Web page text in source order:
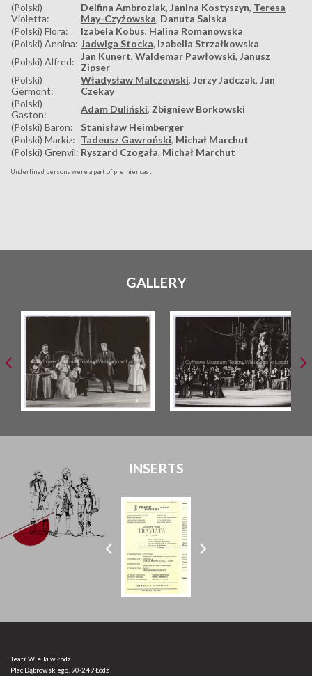
(Polski)
Violetta:
Delfina Ambroziak, Janina Kostyszyn, Teresa
May-Czyżowska, Danuta Salska
(Polski) Flora:
Izabela Kobus, Halina Romanowska
(Polski) Annina: Jadwiga Stocka, Izabella Strzałkowska
(Polski) Alfred: Jan Kunert, Waldemar Pawłowski, Janusz
Zipser
(Polski)
Germont:
Władysław Malczewski, Jerzy Jadczak, Jan
Czekay
(Polski)
Gaston:
Adam Duliński, Zbigniew Borkowski
(Polski) Baron:
Stanisław Heimberger
(Polski) Markiz: Tadeusz Gawroński, Michał Marchut
(Polski) Grenvil: Ryszard Czogała, Michał Marchut
Underlined persons were a part of premier cast
GALLERY
INSERTS
Teatr Wielki w Łodzi
Plac Dąbrowskiego, 90-249 Łódź